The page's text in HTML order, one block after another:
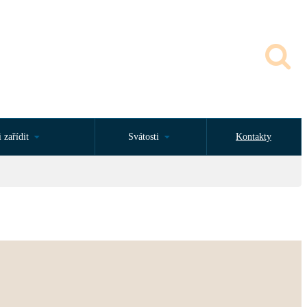
zařídit Svátosti Kontakty